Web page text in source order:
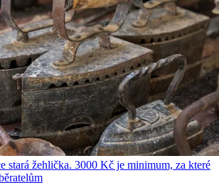
stará žehlička. 3000 Kč je minimum, za které